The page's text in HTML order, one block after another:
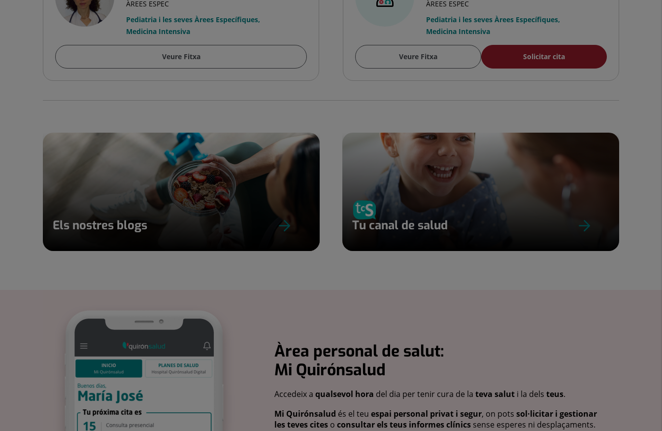
ÀREES ESPEC
Pediatria i les seves Àrees Específiques,
Medicina Intensiva
Veure Fitxa
ÀREES ESPEC
Pediatria i les seves Àrees Específiques,
Medicina Intensiva
Veure Fitxa Solicitar cita
Els nostres blogs Tu canal de salud
Àrea personal de salut:
Mi Quirónsalud
Accedeix a qualsevol hora del dia per tenir cura de la teva salut i la dels teus.
Mi Quirónsalud és el teu espai personal privat i segur, on pots sol·licitar i gestionar
les teves cites o consultar els teus informes clínics sense esperes ni desplaçaments.